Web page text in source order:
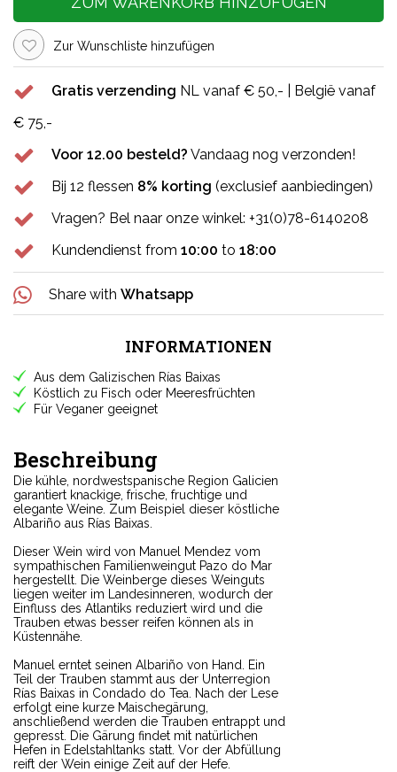
Zur Wunschliste hinzufügen
Gratis verzending NL vanaf € 50,- | België vanaf
€ 75,-
Voor 12.00 besteld? Vandaag nog verzonden!
Bij 12 flessen 8% korting (exclusief aanbiedingen)
Vragen? Bel naar onze winkel: +31(0)78-6140208
Kundendienst from 10:00 to 18:00
Share with Whatsapp
INFORMATIONEN
Aus dem Galizischen Rías Baixas
Köstlich zu Fisch oder Meeresfrüchten
Für Veganer geeignet
Beschreibung
Die kühle, nordwestspanische Region Galicien
garantiert knackige, frische, fruchtige und
elegante Weine. Zum Beispiel dieser köstliche
Albariño aus Rías Baixas.
Dieser Wein wird von Manuel Mendez vom
sympathischen Familienweingut Pazo do Mar
hergestellt. Die Weinberge dieses Weinguts
liegen weiter im Landesinneren, wodurch der
Einfluss des Atlantiks reduziert wird und die
Trauben etwas besser reifen können als in
Küstennähe.
Manuel erntet seinen Albariño von Hand. Ein
Teil der Trauben stammt aus der Unterregion
Rías Baixas in Condado do Tea. Nach der Lese
erfolgt eine kurze Maischegärung,
anschließend werden die Trauben entrappt und
gepresst. Die Gärung findet mit natürlichen
Hefen in Edelstahltanks statt. Vor der Abfüllung
reift der Wein einige Zeit auf der Hefe.